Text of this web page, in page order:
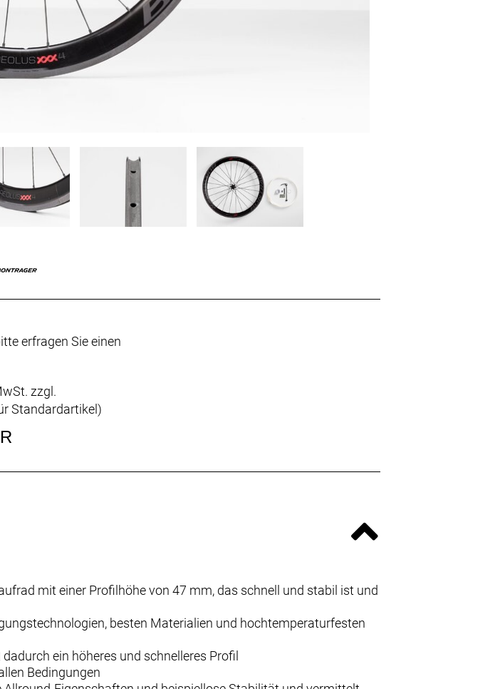
erfragen Sie einen
zzgl.
Standardartikel)
mit einer Profilhöhe von 47 mm, das schnell und stabil ist und
besten Materialien und hochtemperaturfesten
ein höheres und schnelleres Profil
Bedingungen